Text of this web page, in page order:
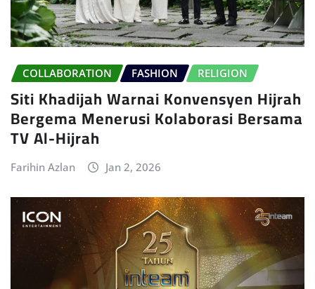
COLLABORATION FASHION RELIGION
Siti Khadijah Warnai Konvensyen Hijrah
Bergema Menerusi Kolaborasi Bersama
TV Al-Hijrah
Farihin Azlan Jan 2, 2026